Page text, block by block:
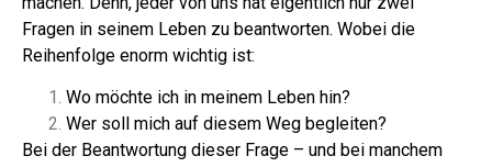
Fragen in seinem Leben zu beantworten. Wobei die
Reihenfolge enorm wichtig ist:
Wo möchte ich in meinem Leben hin?
Wer soll mich auf diesem Weg begleiten?
Bei der Beantwortung dieser Frage – und bei manchem